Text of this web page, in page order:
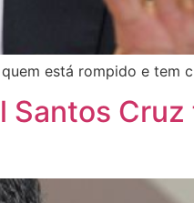
está rompido e tem